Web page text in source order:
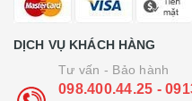
DỊCH VỤ KHÁCH HÀNG
Tư vấn - Bảo hành
098.400.44.25 -